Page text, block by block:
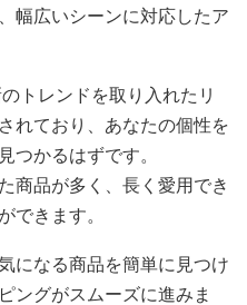
幅広いシーンに対応したア
トレンドを取り入れたリ
れており、あなたの個性を
つかるはずです。
商品が多く、長く愛用でき
できます。
になる商品を簡単に見つけ
ングがスムーズに進みま